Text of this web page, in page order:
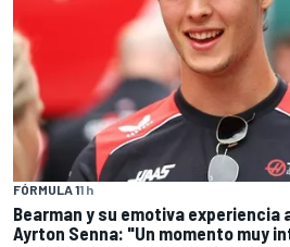
FÓRMULA 11 h
Bearman y su emotiva experiencia
Ayrton Senna: "Un momento muy